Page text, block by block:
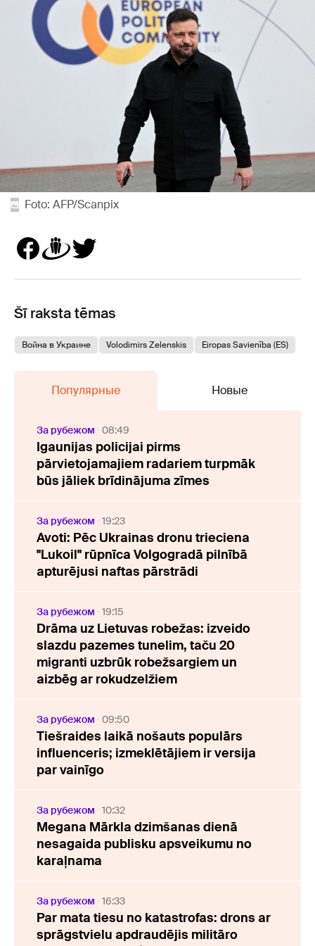
Foto: AFP/Scanpix
Šī raksta tēmas
Война в Украине Volodimirs Zelenskis Eiropas Savienība (ES)
Популярные Новые
За рубежом 08:49
Igaunijas policijai pirms
pārvietojamajiem radariem turpmāk
būs jāliek brīdinājuma zīmes
За рубежом 19:23
Avoti: Pēc Ukrainas dronu trieciena
"Lukoil" rūpnīca Volgogradā pilnībā
apturējusi naftas pārstrādi
За рубежом 19:15
Drāma uz Lietuvas robežas: izveido
slazdu pazemes tunelim, taču 20
migranti uzbrūk robežsargiem un
aizbēg ar rokudzelžiem
За рубежом 09:50
Tiešraides laikā nošauts populārs
influenceris; izmeklētājiem ir versija
par vainīgo
За рубежом 10:32
Megana Mārkla dzimšanas dienā
nesagaida publisku apsveikumu no
karaļnama
За рубежом 16:33
Par mata tiesu no katastrofas: drons ar
sprāgstvielu apdraudējis militāro